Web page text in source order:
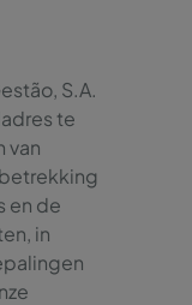
S.A.
te
van
en de
in